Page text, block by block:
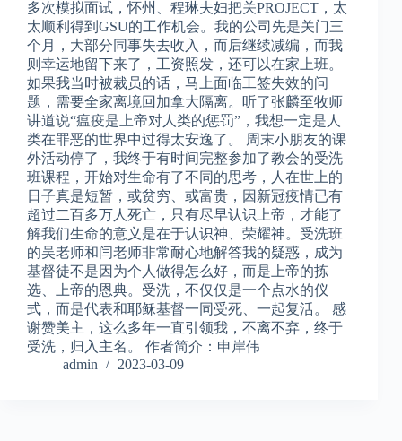
多次模拟面试，怀州、程琳夫妇把关PROJECT，太
太顺利得到GSU的工作机会。我的公司先是关门三
个月，大部分同事失去收入，而后继续减编，而我
则幸运地留下来了，工资照发，还可以在家上班。
如果我当时被裁员的话，马上面临工签失效的问
题，需要全家离境回加拿大隔离。听了张麟至牧师
讲道说“瘟疫是上帝对人类的惩罚”，我想一定是人
类在罪恶的世界中过得太安逸了。 周末小朋友的课
外活动停了，我终于有时间完整参加了教会的受洗
班课程，开始对生命有了不同的思考，人在世上的
日子真是短暂，或贫穷、或富贵，因新冠疫情已有
超过二百多万人死亡，只有尽早认识上帝，才能了
解我们生命的意义是在于认识神、荣耀神。受洗班
的吴老师和闫老师非常耐心地解答我的疑惑，成为
基督徒不是因为个人做得怎么好，而是上帝的拣
选、上帝的恩典。受洗，不仅仅是一个点水的仪
式，而是代表和耶稣基督一同受死、一起复活。 感
谢赞美主，这么多年一直引领我，不离不弃，终于
受洗，归入主名。 作者简介：申岸伟
admin
2023-03-09